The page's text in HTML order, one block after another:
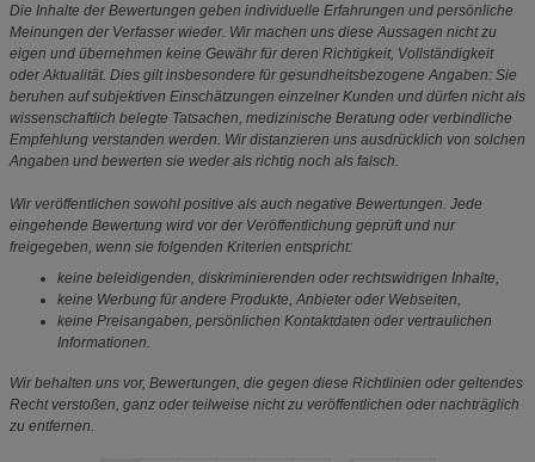
Die Inhalte der Bewertungen geben individuelle Erfahrungen und persönliche
Meinungen der Verfasser wieder. Wir machen uns diese Aussagen nicht zu
eigen und übernehmen keine Gewähr für deren Richtigkeit, Vollständigkeit
oder Aktualität. Dies gilt insbesondere für gesundheitsbezogene Angaben: Sie
beruhen auf subjektiven Einschätzungen einzelner Kunden und dürfen nicht als
wissenschaftlich belegte Tatsachen, medizinische Beratung oder verbindliche
Empfehlung verstanden werden. Wir distanzieren uns ausdrücklich von solchen
Angaben und bewerten sie weder als richtig noch als falsch.
Wir veröffentlichen sowohl positive als auch negative Bewertungen. Jede
eingehende Bewertung wird vor der Veröffentlichung geprüft und nur
freigegeben, wenn sie folgenden Kriterien entspricht:
keine beleidigenden, diskriminierenden oder rechtswidrigen Inhalte,
keine Werbung für andere Produkte, Anbieter oder Webseiten,
keine Preisangaben, persönlichen Kontaktdaten oder vertraulichen
Informationen.
Wir behalten uns vor, Bewertungen, die gegen diese Richtlinien oder geltendes
Recht verstoßen, ganz oder teilweise nicht zu veröffentlichen oder nachträglich
zu entfernen.